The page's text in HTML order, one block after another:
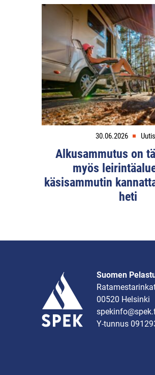
30.06.2026
Alkusammutus on
myös
käsisammutin
heti
Suomen
00520 Helsinki
Y-tunnus